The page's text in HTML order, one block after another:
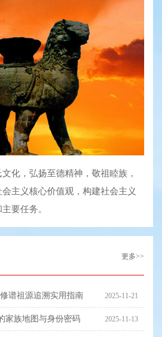
化，弘扬至德精神，敬祖睦族，
主义核心价值观，构建社会主义
要任务。
更多>>
谱祖源追溯实用指南 2025-11-21
家族地图与身份密码 2025-11-13